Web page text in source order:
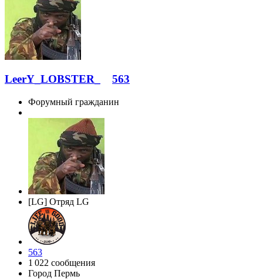
LeerY_LOBSTER_ 563
Форумный гражданин
[LG] Отряд LG
563
1 022 сообщения
Город Пермь